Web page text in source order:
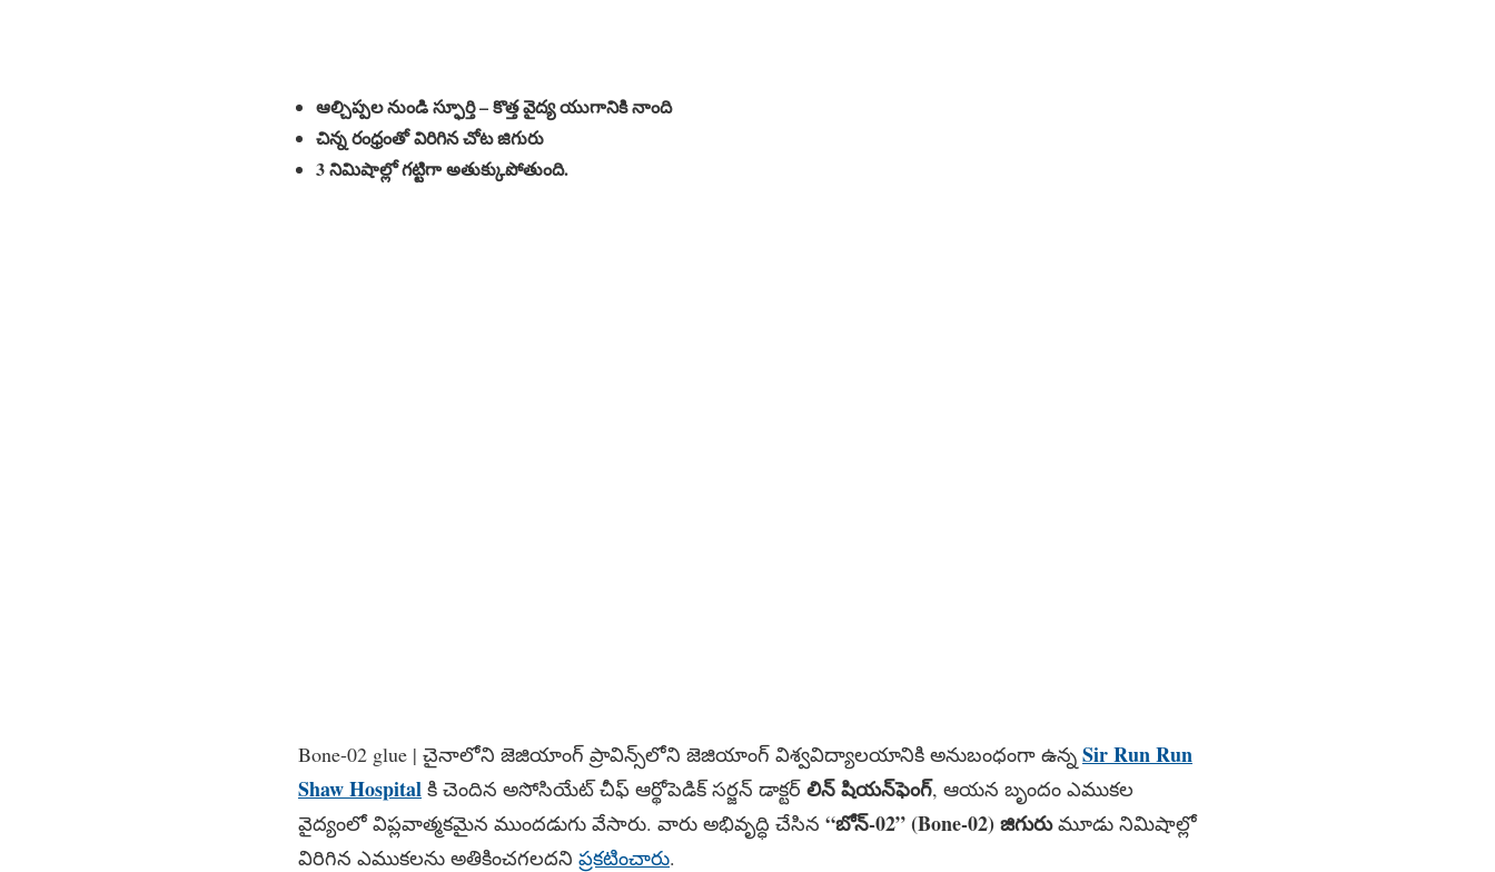
ఆల్చిప్పలనుండిస్ఫూర్తి – కొత్త వైద్య యుగానికి నాంది
చిన్న రంధ్రంతో విరిగిన చోట జిగురు
3 నిమిషాల్లో గట్టిగా అతుక్కుపోతుంది.
Bone-02 glue | చైనాలోని జెజియాంగ్ ప్రావిన్స్‌లోని జెజియాంగ్​ విశ్వవిద్యాలయానికి అనుబంధంగా ఉన్న Sir Run Run
Shaw Hospital కి చెందిన అసోసియేట్​ చీఫ్​ ఆర్థోపెడిక్​ సర్జన్​ డాక్టర్ లిన్ షియన్‌ఫెంగ్, ఆయన బృందం ఎముకల
వైద్యంలో విప్లవాత్మకమైన ముందడుగు వేసారు. వారు అభివృద్ధి చేసిన “బోన్-02” (Bone-02) జిగురుమూడు నిమిషాల్లో
విరిగిన ఎముకలను అతికించగలదని ప్రకటించారు.